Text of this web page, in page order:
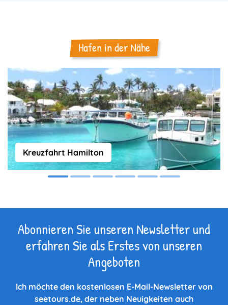
Hafen in der Nähe
Kreuzfahrt Hamilton
Abonnieren Sie unseren Newsletter und
erfahren Sie als Erstes von unseren
Angeboten
Ich möchte den kostenlosen E-Mail-Newsletter von
seetours.de, der neben Neuigkeiten auch